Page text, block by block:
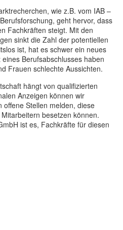
wie z.B. vom IAB –
geht hervor, dass
Fachkräften steigt. Mit den
sinkt die Zahl der potentiellen
ist, hat es schwer ein neues
Berufsabschlusses haben
Frauen schlechte Aussichten.
hängt von qualifizierten
Anzeigen können wir
Stellen melden, diese
besetzen können.
ist es, Fachkräfte für diesen